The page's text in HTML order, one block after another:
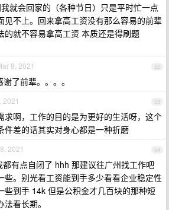
就会回家的（各种节日）只是平时忙一点
见不上。回来拿高工资没有那么容易的前辈
的就不容易拿高工资 本质还是得刷题
52
8, 2021
了前辈。。。。
53
2021
求啊，工作的目的是为更好的生活呀，这个
件差的话其实对身心都是一种折磨
54
2021
都有点自闭了 hhh 那建议往广州找工作吧
些。别光看工资能到手多少看看企业稳定性
些到手 14k 但是公积金才几百块的那种短
看长期。